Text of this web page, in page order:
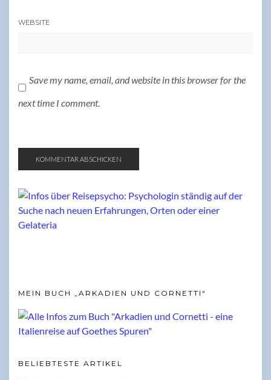
WEBSITE
Save my name, email, and website in this browser for the
next time I comment.
MEIN BUCH „ARKADIEN UND CORNETTI“
BELIEBTESTE ARTIKEL